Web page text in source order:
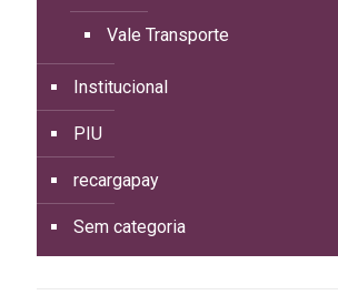
Vale Transporte
Institucional
PIU
recargapay
Sem categoria